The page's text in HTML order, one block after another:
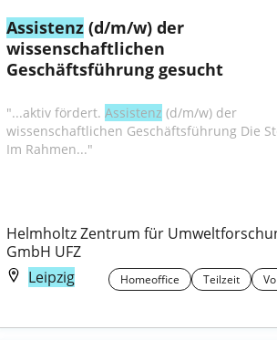
Assistenz (d/m/w) der
wissenschaftlichen
Geschäftsführung gesucht
"...aktiv fördert. Assistenz (d/m/w) der
wissenschaftlichen Geschäftsführung Die
Im Rahmen..."
Helmholtz Zentrum für
GmbH UFZ
Leipzig
Homeoffice Teilzeit